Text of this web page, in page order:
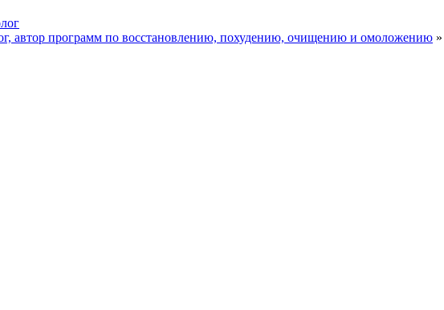
автор программ по восстановлению, похудению, очищению и омоложению »